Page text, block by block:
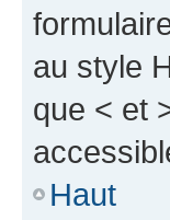
au style
que < et
Haut